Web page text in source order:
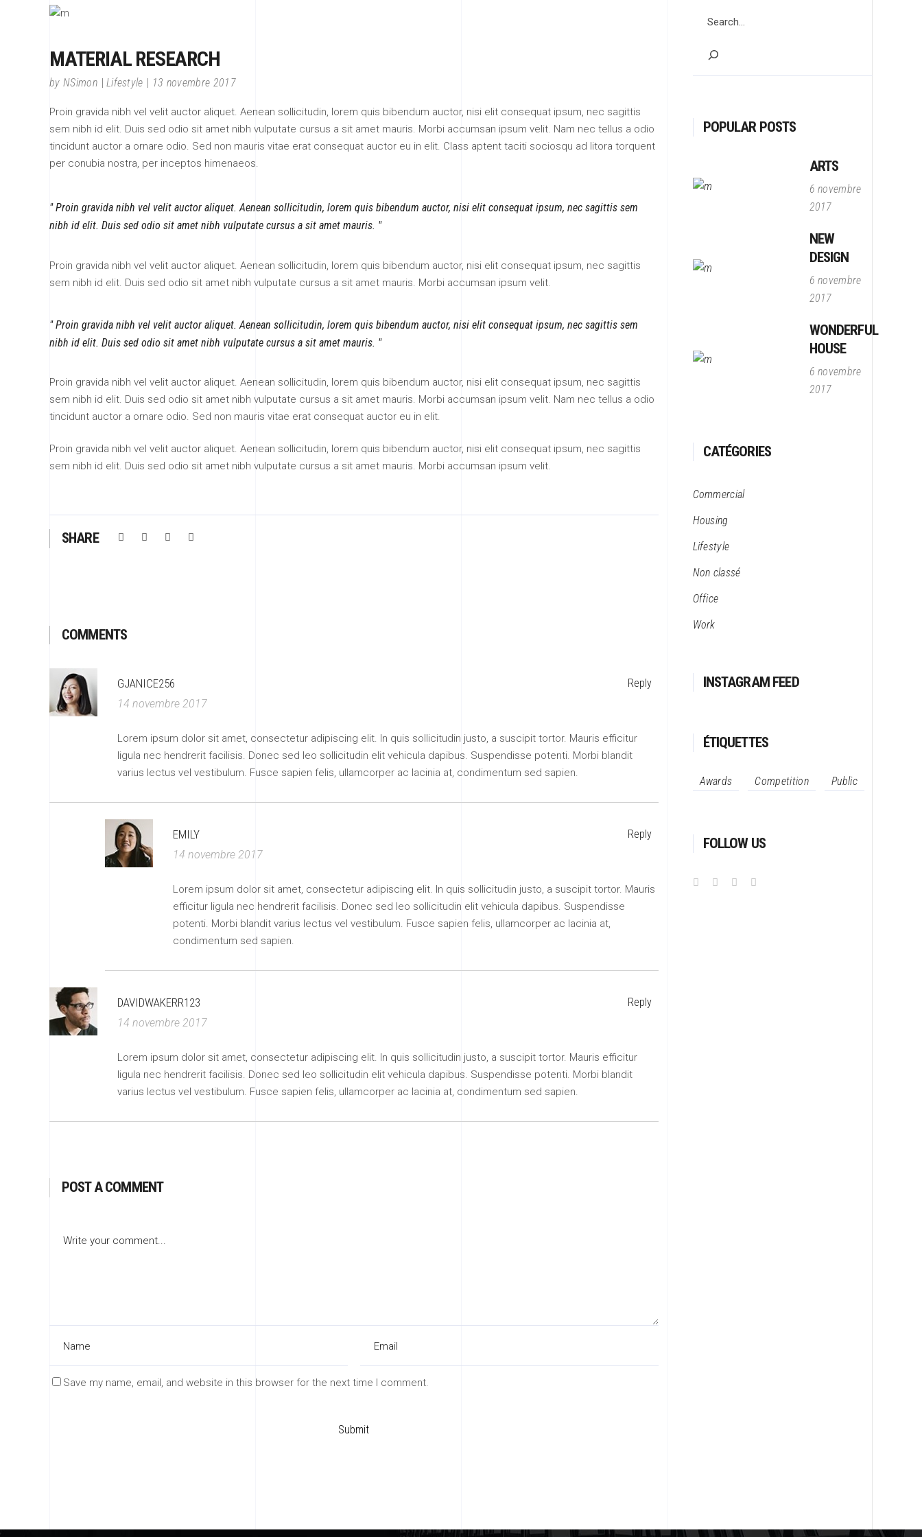
MATERIAL RESEARCH
by NSimon Lifestyle 13 novembre 2017
Proin gravida nibh vel velit auctor aliquet. Aenean sollicitudin, lorem quis bibendum auctor, nisi elit consequat ipsum, nec sagittis
sem nibh id elit. Duis sed odio sit amet nibh vulputate cursus a sit amet mauris. Morbi accumsan ipsum velit. Nam nec tellus a odio
tincidunt auctor a ornare odio. Sed non mauris vitae erat consequat auctor eu in elit. Class aptent taciti sociosqu ad litora torquent
per conubia nostra, per inceptos himenaeos.
Proin gravida nibh vel velit auctor aliquet. Aenean sollicitudin, lorem quis bibendum auctor, nisi elit consequat ipsum, nec sagittis sem
nibh id elit. Duis sed odio sit amet nibh vulputate cursus a sit amet mauris.
Proin gravida nibh vel velit auctor aliquet. Aenean sollicitudin, lorem quis bibendum auctor, nisi elit consequat ipsum, nec sagittis
sem nibh id elit. Duis sed odio sit amet nibh vulputate cursus a sit amet mauris. Morbi accumsan ipsum velit.
Proin gravida nibh vel velit auctor aliquet. Aenean sollicitudin, lorem quis bibendum auctor, nisi elit consequat ipsum, nec sagittis sem
nibh id elit. Duis sed odio sit amet nibh vulputate cursus a sit amet mauris.
Proin gravida nibh vel velit auctor aliquet. Aenean sollicitudin, lorem quis bibendum auctor, nisi elit consequat ipsum, nec sagittis
sem nibh id elit. Duis sed odio sit amet nibh vulputate cursus a sit amet mauris. Morbi accumsan ipsum velit. Nam nec tellus a odio
tincidunt auctor a ornare odio. Sed non mauris vitae erat consequat auctor eu in elit.
Proin gravida nibh vel velit auctor aliquet. Aenean sollicitudin, lorem quis bibendum auctor, nisi elit consequat ipsum, nec sagittis
sem nibh id elit. Duis sed odio sit amet nibh vulputate cursus a sit amet mauris. Morbi accumsan ipsum velit.
SHARE
COMMENTS
GJANICE256
Reply
14 novembre 2017
Lorem ipsum dolor sit amet, consectetur adipiscing elit. In quis sollicitudin justo, a suscipit tortor. Mauris efficitur
ligula nec hendrerit facilisis. Donec sed leo sollicitudin elit vehicula dapibus. Suspendisse potenti. Morbi blandit
varius lectus vel vestibulum. Fusce sapien felis, ullamcorper ac lacinia at, condimentum sed sapien.
EMILY
Reply
14 novembre 2017
Lorem ipsum dolor sit amet, consectetur adipiscing elit. In quis sollicitudin justo, a suscipit tortor. Mauris
efficitur ligula nec hendrerit facilisis. Donec sed leo sollicitudin elit vehicula dapibus. Suspendisse
potenti. Morbi blandit varius lectus vel vestibulum. Fusce sapien felis, ullamcorper ac lacinia at,
condimentum sed sapien.
DAVIDWAKERR123
Reply
14 novembre 2017
Lorem ipsum dolor sit amet, consectetur adipiscing elit. In quis sollicitudin justo, a suscipit tortor. Mauris efficitur
ligula nec hendrerit facilisis. Donec sed leo sollicitudin elit vehicula dapibus. Suspendisse potenti. Morbi blandit
varius lectus vel vestibulum. Fusce sapien felis, ullamcorper ac lacinia at, condimentum sed sapien.
POST A COMMENT
Save my name, email, and website in this browser for the next time I comment.
POPULAR POSTS
ARTS
6 novembre
2017
NEW
DESIGN
6 novembre
2017
WONDERFUL
HOUSE
6 novembre
2017
CATÉGORIES
Commercial
Housing
Lifestyle
Non classé
Office
Work
INSTAGRAM FEED
ÉTIQUETTES
Awards Competition Public
FOLLOW US